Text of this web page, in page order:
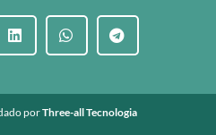
porThree-all Tecnologia